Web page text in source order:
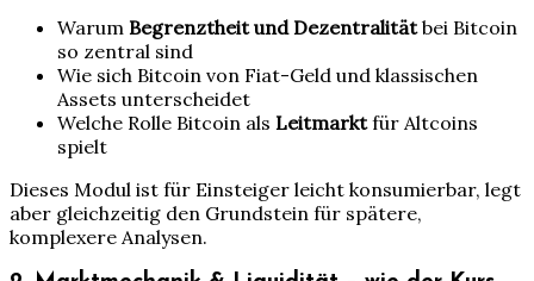
Warum Begrenztheit und Dezentralitätbei Bitcoin
so zentral sind
Wie sich Bitcoin von Fiat-Geld und klassischen
Assets unterscheidet
Welche Rolle Bitcoin als Leitmarktfür Altcoins
spielt
Dieses Modul ist für Einsteiger leicht konsumierbar, legt
aber gleichzeitig den Grundstein für spätere,
komplexere Analysen.